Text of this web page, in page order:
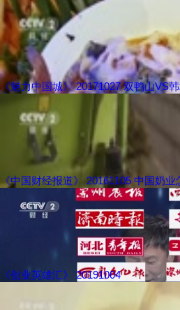
《魅力中国城》 20171027 双鸭山VS
《中国财经报道》 20161105 中国奶
《创业英雄汇》 20191004